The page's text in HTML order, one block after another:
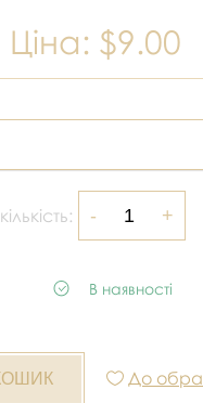
Ціна: $9.00
кількість:
В наявності
До